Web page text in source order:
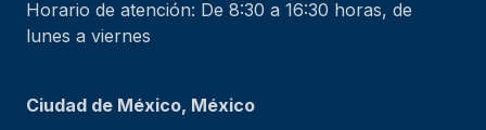
Horario de atención: De 8:30 a 16:30 horas, de
lunes a viernes
Ciudad de México, México